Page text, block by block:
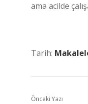
ama acilde
Tarih:
Önceki Yazı